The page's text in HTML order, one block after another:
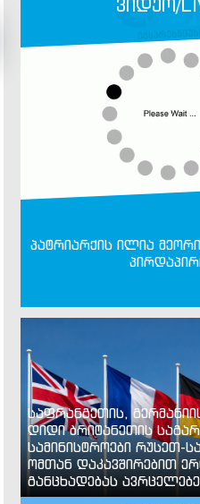
ვიდეო/
პატრიარქის ილია
საფრანგეთის,
დიდი ბრიტანეთის
სამინისტროები რუსეთ-
ომთან დაკავშირებით
განცხადებას